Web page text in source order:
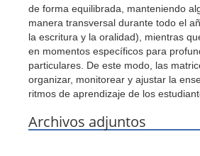
de forma equilibrada, manteniendo
manera transversal durante todo el
la escritura y la oralidad), mientras
en momentos específicos para
particulares. De este modo, las
organizar, monitorear y ajustar la
ritmos de aprendizaje de los
Archivos adjuntos